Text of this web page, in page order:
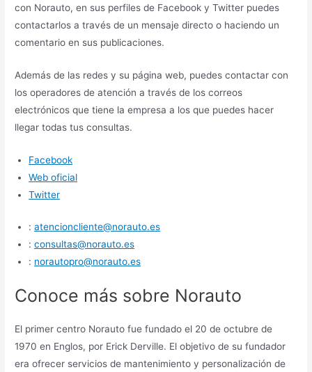
con Norauto, en sus perfiles de Facebook y Twitter puedes
contactarlos a través de un mensaje directo o haciendo un
comentario en sus publicaciones.
Además de las redes y su página web, puedes contactar con
los operadores de atención a través de los correos
electrónicos que tiene la empresa a los que puedes hacer
llegar todas tus consultas.
Facebook
Web oficial
Twitter
:atencioncliente@norauto.es
:consultas@norauto.es
: norautopro@norauto.es
Conoce más sobre Norauto
El primer centro Norauto fue fundado el 20 de octubre de
1970 en Englos, por Erick Derville. El objetivo de su fundador
era ofrecer servicios de mantenimiento y personalización de